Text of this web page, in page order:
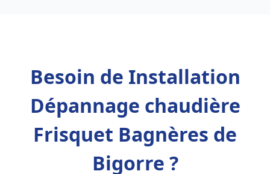
Besoin de Installation
Dépannage chaudière
Frisquet Bagnères de
Bigorre ?